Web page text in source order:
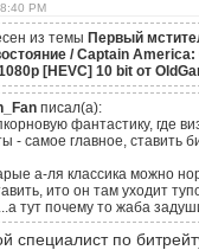
PM
из темы Первый
/ Captain
[HEVC] 10 bit от
писал(а):
фантастику, где
- самое главное, ставить
а-ля классика можно
ито он там уходит
тут почему то жаба
специалист по